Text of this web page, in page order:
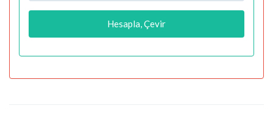
Hesapla, Çevir